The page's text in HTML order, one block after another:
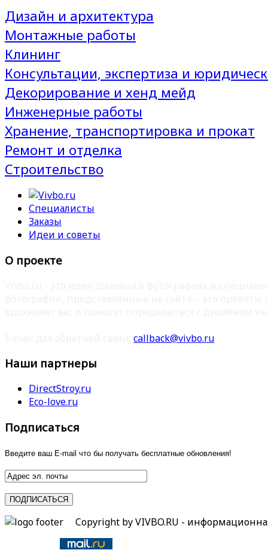
Дизайн и архитектура
Монтажные работы
Клининг
Консультации, экспертиза и
Декорирование и хенд мейд
Инженерные работы
Хранение, транспортировка и прокат
Ремонт и отделка
Строительство
Специалисты
Заказы
Идеи и советы
О проекте
callback@vivbo.ru
Наши партнеры
DirectStroy.ru
Eco-love.ru
Подписаться
Введите ваш E-mail что бы получать бесплатные обновления!
Copyright by VIVBO.RU -